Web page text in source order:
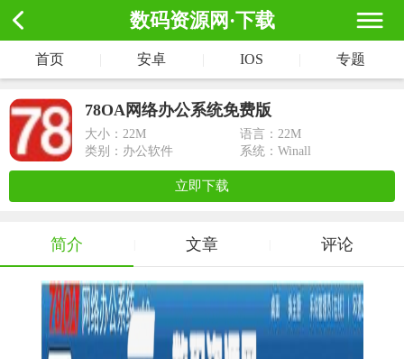
数码资源网·下载
首页 安卓 IOS 专题
78OA网络办公系统免费版
大小： 22M
语言：22M
类别：办公软件
系统：Winall
立即下载
简介 文章 评论